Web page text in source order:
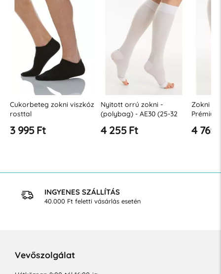
Cukorbeteg zokni viszkóz
rosttal
3 995 Ft
Nyitott orrú zokni -
(polybag) - AE30 (25-32
4 255 Ft
Zokni
4 765
INGYENES SZÁLLÍTÁS
40.000 Ft feletti vásárlás esetén
Vevőszolgálat